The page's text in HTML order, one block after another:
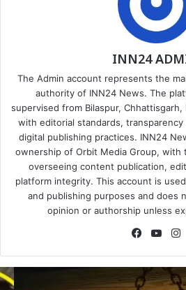
INN24
The Admin account represents the
authority of INN24 News. The
supervised from Bilaspur,
with editorial standards,
digital publishing practices. INN24
ownership of Orbit Media Group, with
overseeing content publication,
platform integrity. This account is
and publishing purposes and does
opinion or authorship unless
Facebook